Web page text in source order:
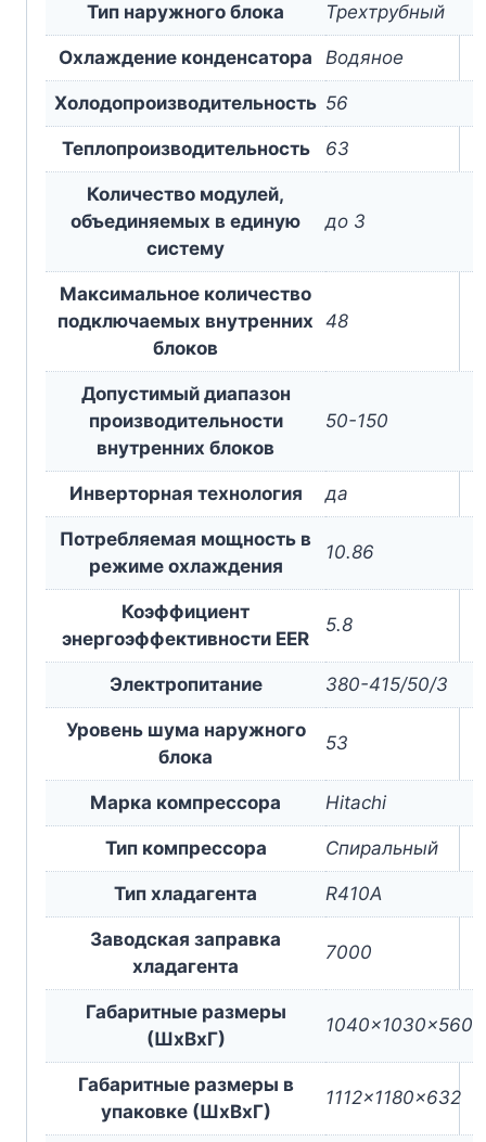
Тип наружного блока Трехтрубный
Охлаждение конденсатора Водяное
Холодопроизводительность 56
Теплопроизводительность 63
Количество модулей,
объединяемых в единую
систему
до 3
Максимальное количество
подключаемых внутренних
блоков
48
Допустимый диапазон
производительности
внутренних блоков
50-150
Инверторная технология да
Потребляемая мощность в
режиме охлаждения
10.86
Коэффициент
энергоэффективности EER
5.8
Электропитание 380-415/50/3
Уровень шума наружного
блока
53
Марка компрессора Hitachi
Тип компрессора Спиральный
Тип хладагента R410A
Заводская заправка
хладагента
7000
Габаритные размеры
(ШxВxГ)
1040x1030x560
Габаритные размеры в
упаковке (ШxВxГ)
1112x1180x632